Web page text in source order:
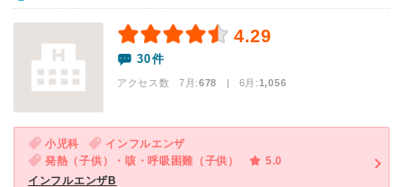
4.29
30件
アクセス数 7月:678 | 6月:1,056
小児科
インフルエンザ
発熱（子供）・咳・呼吸困難（子供）
5.0
インフルエンザB